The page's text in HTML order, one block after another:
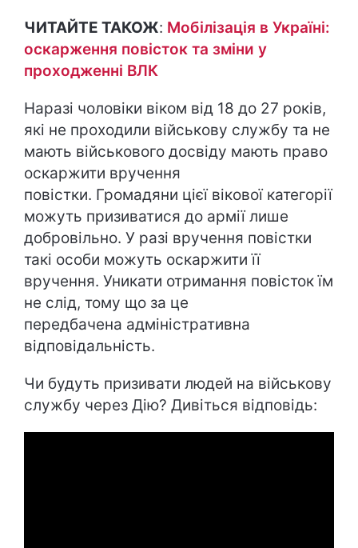
ЧИТАЙТЕ ТАКОЖ: Мобілізація в Україні:
оскарження повісток та зміни у
проходженні ВЛК
Наразі чоловіки віком від 18 до 27 років,
які не проходили військову службу та не
мають військового досвіду мають право
оскаржити вручення
повістки. Громадяни цієї вікової категорії
можуть призиватися до армії лише
добровільно. У разі вручення повістки
такі особи можуть оскаржити її
вручення. Уникати отримання повісток їм
не слід, тому що за це
передбачена адміністративна
відповідальність.
Чи будуть призивати людей на військову
службу через Дію? Дивіться відповідь: